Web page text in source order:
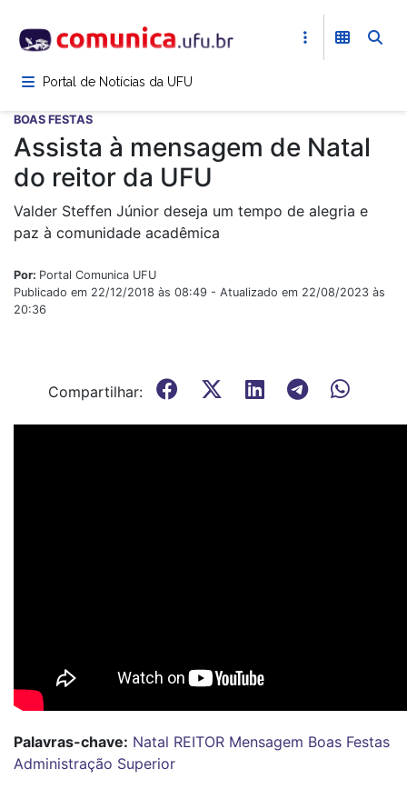
para
conteúdoPortal de Notícias da UFU
BOAS FESTAS
Assista à mensagem de Natal
do reitor da UFU
Valder Steffen Júnior deseja um tempo de alegria e
paz à comunidade acadêmica
Por: Portal Comunica UFU
Publicado em 22/12/2018 às 08:49 - Atualizado em 22/08/2023 às
20:36
Compartilhar:
Palavras-chave: Natal REITOR Mensagem Boas Festas
Administração Superior